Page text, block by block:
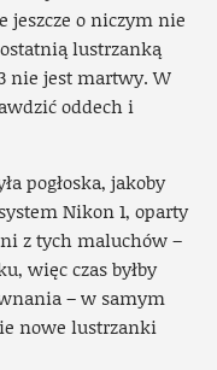
jeszcze o niczym nie
lustrzanką
nie jest martwy. W
oddech i
pogłoska, jakoby
Nikon 1, oparty
z tych maluchów –
więc czas byłby
– w samym
nowe lustrzanki